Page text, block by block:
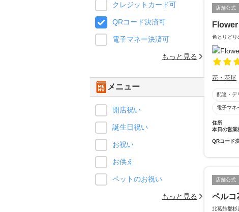
店舗公式
色とりどり
花・花屋
配達・デ
電子マネ
住所
本日の営業
QRコード
店舗公式
ペルコ
北葛飾郡杉
クレジットカード可
QRコード決済可
電子マネー決済可
もっと見る
メニュー
開店祝い
誕生日祝い
お祝い
お供え
ペットのお祝い
もっと見る